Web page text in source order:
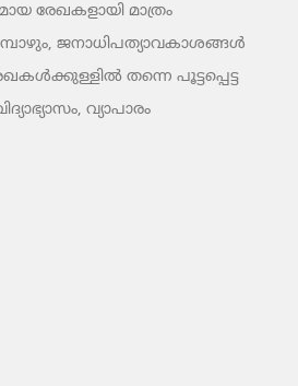
രേഖകളായി മാത്രം
ജനാധിപത്യാവകാശങ്ങൾ
തന്നെ പൂട്ടപ്പെട്ട
വ്യാപാരം